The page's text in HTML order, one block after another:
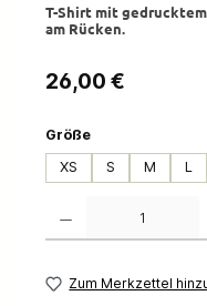
T-Shirt mit
am Rücken.
Regulärer Preis:
26,00 €
Größeauswählen
XS
S M L
Zum Merkzettel